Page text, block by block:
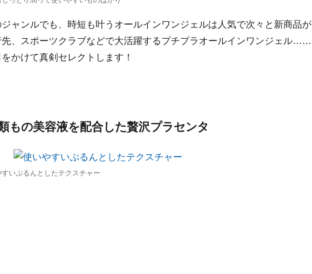
ャンルでも、時短も叶うオールインワンジェルは人気で次々と新商品が
、スポーツクラブなどで大活躍するプチプラオールインワンジェル……
かけて真剣セレクトします！
もの美容液を配合した贅沢プラセンタ
すいぷるんとしたテクスチャー